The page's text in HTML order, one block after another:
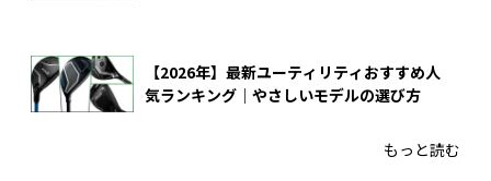
【2026年】最新ユーティリティおすすめ人
気ランキング｜やさしいモデルの選び方
もっと読む